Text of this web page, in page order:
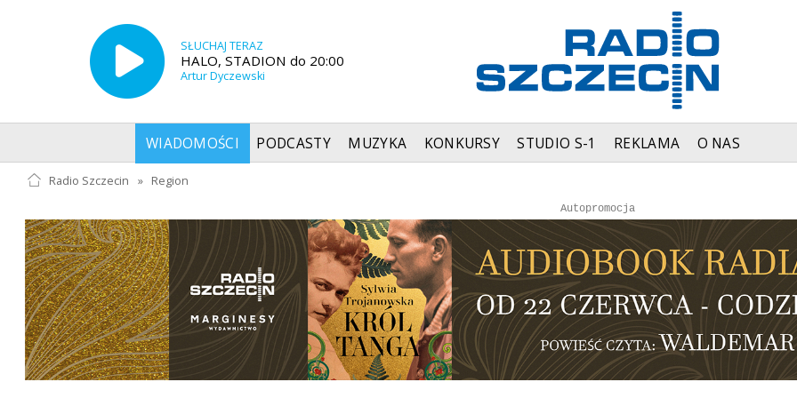
SŁUCHAJ TERAZ
HALO, STADION do 20:00
Artur Dyczewski
WIADOMOŚCI PODCASTY MUZYKA KONKURSY STUDIO S-1 REKLAMA O NAS
Radio Szczecin » Region
Autopromocja
Reklama